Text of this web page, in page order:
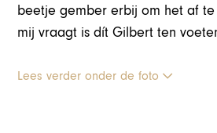
beetje gember erbij om het af te
mij vraagt is dít Gilbert ten
Lees verder onder de foto